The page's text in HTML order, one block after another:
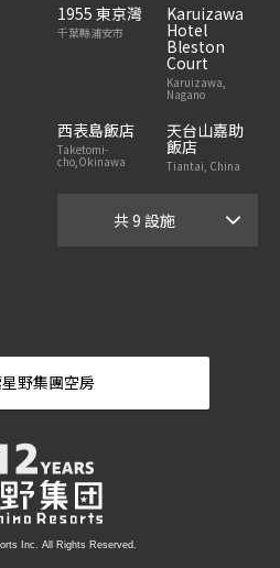
1955 東京灣
千葉縣浦安市
Karuizawa
Hotel
Bleston
Court
Karuizawa,
Nagano
西表島飯店
Taketomi-
cho,Okinawa
天台山嘉助
飯店
Tiantai, China
共 9 設施
野集團空房
Inc. All Rights Reserved.